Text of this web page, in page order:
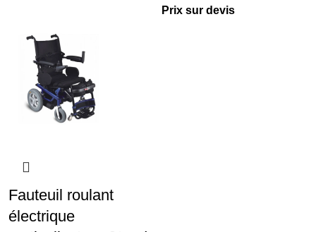
Prix sur devis
Fauteuil roulant
électrique